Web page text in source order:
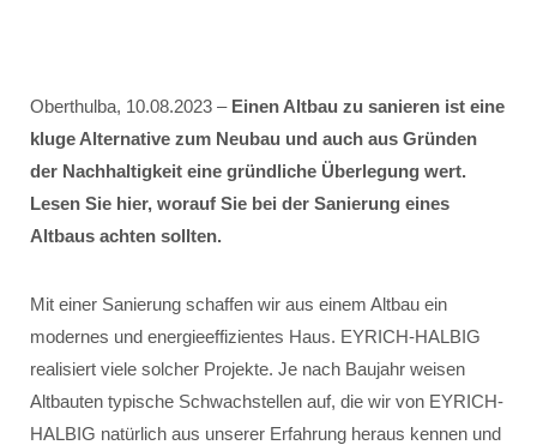
Oberthulba, 10.08.2023 – Einen Altbau zu sanieren ist eine
kluge Alternative zum Neubau und auch aus Gründen
der Nachhaltigkeit eine gründliche Überlegung wert.
Lesen Sie hier, worauf Sie bei der Sanierung eines
Altbaus achten sollten.
Mit einer Sanierung schaffen wir aus einem Altbau ein
modernes und energieeffizientes Haus. EYRICH-HALBIG
realisiert viele solcher Projekte. Je nach Baujahr weisen
Altbauten typische Schwachstellen auf, die wir von EYRICH-
HALBIG natürlich aus unserer Erfahrung heraus kennen und